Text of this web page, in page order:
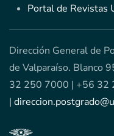
Portal de Revistas
Dirección General de
de Valparaíso. Blanco
32 250 7000 | +56 32
|